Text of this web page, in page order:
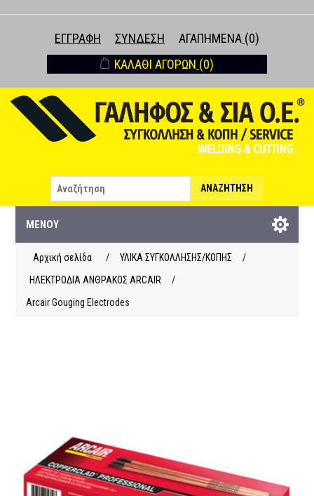
ΕΓΓΡΑΦΉ ΣΎΝΔΕΣΗ ΑΓΑΠΗΜΈΝΑ (0)
ΚΑΛΆΘΙ ΑΓΟΡΏΝ (0)
ΑΝΑΖΉΤΗΣΗ
ΜΕΝΟΎ
Αρχική σελίδα / ΥΛΙΚΑ ΣΥΓΚΟΛΛΗΣΗΣ/ΚΟΠΗΣ
/
ΗΛΕΚΤΡΟΔΙΑ ΑΝΘΡΑΚΟΣ ARCAIR
/
Arcair Gouging Electrodes